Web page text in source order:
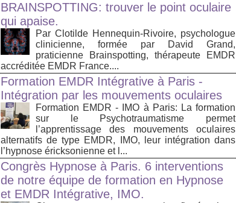
BRAINSPOTTING: trouver le point oculaire
qui apaise.
Par Clotilde Hennequin-Rivoire, psychologue
clinicienne, formée par David Grand,
praticienne Brainspotting, thérapeute EMDR
accréditée EMDR France....
Formation EMDR Intégrative à Paris -
Intégration par les mouvements oculaires
Formation EMDR - IMO à Paris: La formation
sur le Psychotraumatisme permet
l’apprentissage des mouvements oculaires
alternatifs de type EMDR, IMO, leur intégration dans
l’hypnose éricksonienne et l...
Congrès Hypnose à Paris. 6 interventions
de notre équipe de formation en Hypnose
et EMDR Intégrative, IMO.